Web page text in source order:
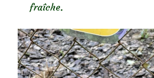
fraîche.